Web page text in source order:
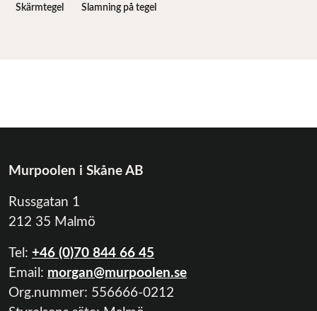
Skärmtegel Slamning på tegel
Murpoolen i Skåne AB
Russgatan 1
212 35 Malmö
Tel: +46 (0)70 844 66 45
Email: morgan@murpoolen.se
Org.nummer: 556666-0212